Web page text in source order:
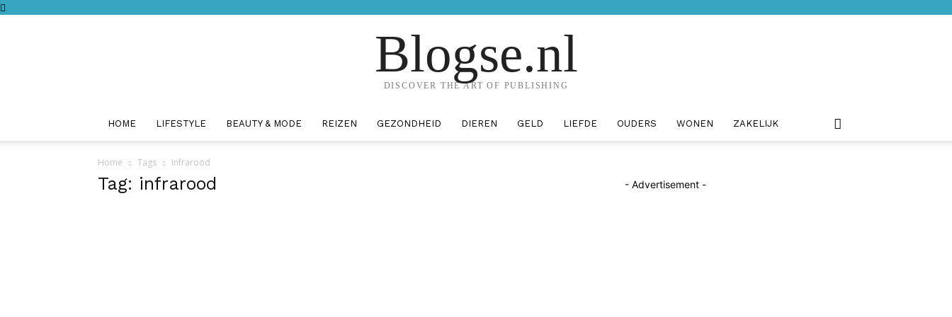
Blogse.nl
DISCOVER THE ART OF PUBLISHING
HOME LIFESTYLE BEAUTY & MODE REIZEN GEZONDHEID DIEREN GELD LIEFDE OUDERS WONEN ZAKELIJK
Home Tags Infrarood
Tag: infrarood - Advertisement -